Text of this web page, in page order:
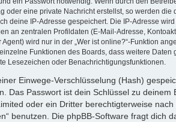
oder eine private Nachricht erstellst, so werden
deine IP-Adresse gespeichert. Die IP-Adresse
an zentralen Profildaten (E-Mail-Adresse,
wird nur in der „Wer ist online?“-Funktion
Funktionen des Boards, dass weitere
Lesezeichen oder Benachrichtigungsfunktionen.
Einwege-Verschlüsselung (Hash)
Das Passwort ist dein Schlüssel zu
oder ein Dritter berechtigterweise
benutzen. Die phpBB-Software fragt